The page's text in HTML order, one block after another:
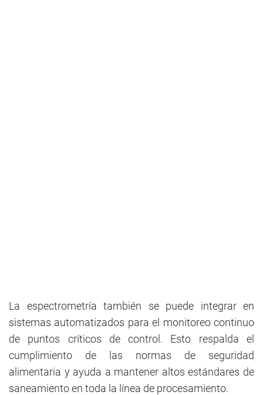
La espectrometría también se puede integrar en
sistemas automatizados para el monitoreo continuo
de puntos críticos de control. Esto respalda el
cumplimiento de las normas de seguridad
alimentaria y ayuda a mantener altos estándares de
saneamiento en toda la línea de procesamiento.